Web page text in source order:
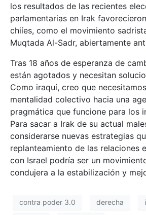
los resultados de las recientes
parlamentarias en Irak
chiíes, como el movimiento
Muqtada Al-Sadr, abiertamente
Tras 18 años de esperanza de
están agotados y necesitan
Como iraquí, creo que
mentalidad colectivo hacia una
pragmática que funcione para los
Para sacar a Irak de su actual
considerarse nuevas estrategias
replanteamiento de las relaciones
con Israel podría ser un
condujera a la estabilización y
contra poder 3.0 derecha